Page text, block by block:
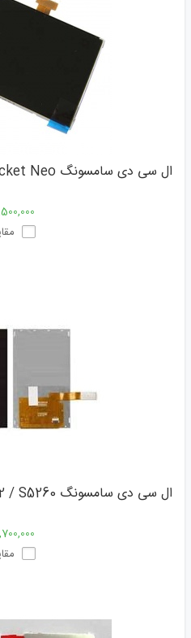
ال سی دی سامسونگ S5310 / S5312/ Pocket Neo
ال سی دی سامسونگ Star 2 / S5260